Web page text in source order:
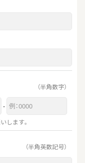
（半角数字）
-
します。
（半角英数記号）